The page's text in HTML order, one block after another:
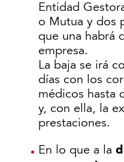
Entidad
o Mutua y dos
que una habrá
empresa.
La baja se irá
días con los
médicos hasta
y, con ella, la
prestaciones.
En lo que a la